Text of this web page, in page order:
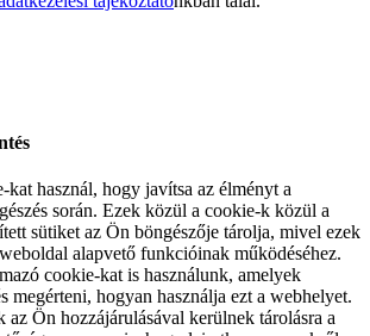
használ, hogy javítsa az élményt a
során. Ezek közül a cookie-k közül a
sütiket az Ön böngészője tárolja, mivel ezek
alapvető funkcióinak működéséhez.
cookie-kat is használunk, amelyek
megérteni, hogyan használja ezt a webhelyet.
az Ön hozzájárulásával kerülnek tárolásra a